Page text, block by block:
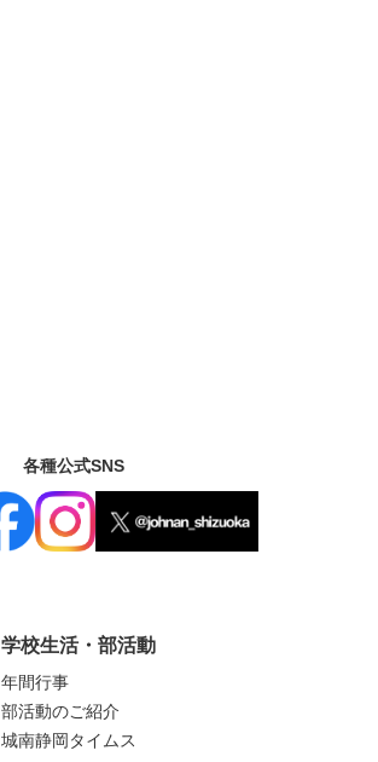
各種公式SNS
学校生活・部活動
年間行事
部活動のご紹介
城南静岡タイムス